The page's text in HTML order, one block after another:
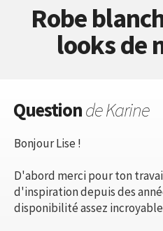
Robe
looks de
Questionde Karine
Bonjour Lise !
D'abord merci pour ton
d'inspiration depuis des
disponibilité assez incroyable